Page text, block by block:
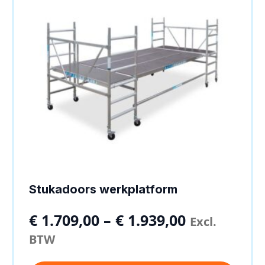
Stukadoors werkplatform
€ 1.709,00 – € 1.939,00 Excl.
BTW